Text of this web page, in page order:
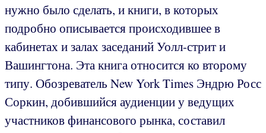
нужно было сделать, и книги, в которых
подробно описывается происходившее в
кабинетах и залах заседаний Уолл-стрит и
Вашингтона. Эта книга относится ко второму
типу. Обозреватель New York Times Эндрю Росс
Соркин, добившийся аудиенции у ведущих
участников финансового рынка, составил